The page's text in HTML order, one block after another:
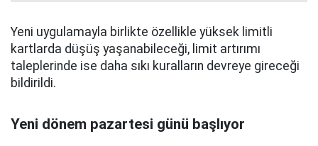
Yeni uygulamayla birlikte özellikle yüksek limitli
kartlarda düşüş yaşanabileceği, limit artırımı
taleplerinde ise daha sıkı kuralların devreye gireceği
bildirildi.
Yeni dönem pazartesi günü başlıyor